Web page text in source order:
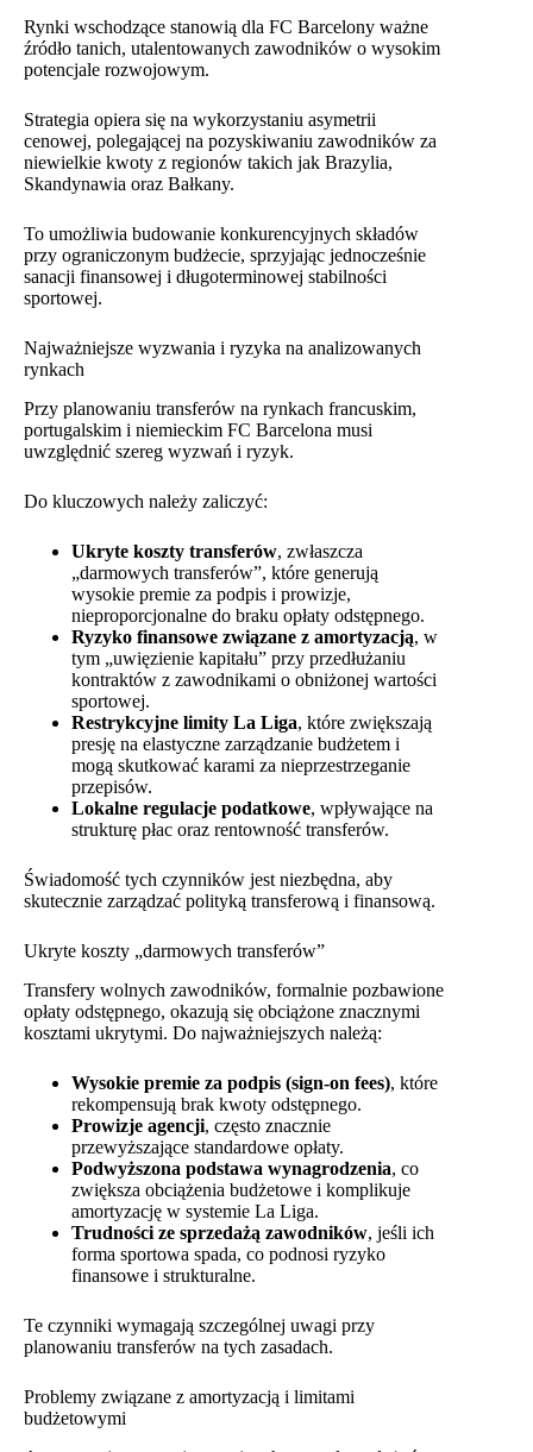
Rynki wschodzące stanowią dla FC Barcelony ważne
źródło tanich, utalentowanych zawodników o wysokim
potencjale rozwojowym.
Strategia opiera się na wykorzystaniu asymetrii
cenowej, polegającej na pozyskiwaniu zawodników za
niewielkie kwoty z regionów takich jak Brazylia,
Skandynawia oraz Bałkany.
To umożliwia budowanie konkurencyjnych składów
przy ograniczonym budżecie, sprzyjając jednocześnie
sanacji finansowej i długoterminowej stabilności
sportowej.
Najważniejsze wyzwania i ryzyka na analizowanych
rynkach
Przy planowaniu transferów na rynkach francuskim,
portugalskim i niemieckim FC Barcelona musi
uwzględnić szereg wyzwań i ryzyk.
Do kluczowych należy zaliczyć:
Ukryte koszty transferów, zwłaszcza
„darmowych transferów”, które generują
wysokie premie za podpis i prowizje,
nieproporcjonalne do braku opłaty odstępnego.
Ryzyko finansowe związane z amortyzacją, w
tym „uwięzienie kapitału” przy przedłużaniu
kontraktów z zawodnikami o obniżonej wartości
sportowej.
Restrykcyjne limity La Liga, które zwiększają
presję na elastyczne zarządzanie budżetem i
mogą skutkować karami za nieprzestrzeganie
przepisów.
Lokalne regulacje podatkowe, wpływające na
strukturę płac oraz rentowność transferów.
Świadomość tych czynników jest niezbędna, aby
skutecznie zarządzać polityką transferową i finansową.
Ukryte koszty „darmowych transferów”
Transfery wolnych zawodników, formalnie pozbawione
opłaty odstępnego, okazują się obciążone znacznymi
kosztami ukrytymi. Do najważniejszych należą:
Wysokie premie za podpis (sign-on fees), które
rekompensują brak kwoty odstępnego.
Prowizje agencji, często znacznie
przewyższające standardowe opłaty.
Podwyższona podstawa wynagrodzenia, co
zwiększa obciążenia budżetowe i komplikuje
amortyzację w systemie La Liga.
Trudności ze sprzedażą zawodników, jeśli ich
forma sportowa spada, co podnosi ryzyko
finansowe i strukturalne.
Te czynniki wymagają szczególnej uwagi przy
planowaniu transferów na tych zasadach.
Problemy związane z amortyzacją i limitami
budżetowymi